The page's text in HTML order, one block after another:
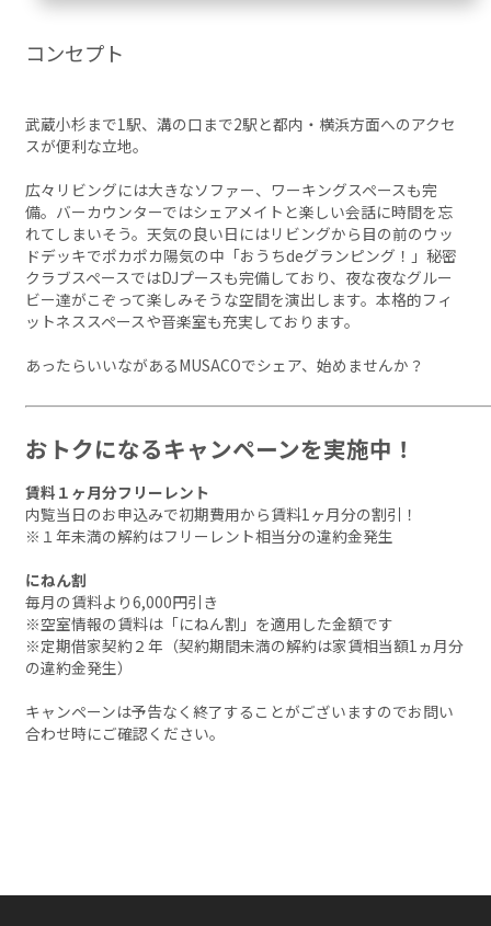
コンセプト
武蔵小杉まで1駅、溝の口まで2駅と都内・横浜方面へのアクセ
スが便利な立地。
広々リビングには大きなソファー、ワーキングスペースも完
備。バーカウンターではシェアメイトと楽しい会話に時間を忘
れてしまいそう。天気の良い日にはリビングから目の前のウッ
ドデッキでポカポカ陽気の中「おうちdeグランピング！」秘密
クラブスペースではDJプースも完備しており、夜な夜なグルー
ビー達がこぞって楽しみそうな空間を演出します。本格的フィ
ットネススペースや音楽室も充実しております。
あったらいいながあるMUSACOでシェア、始めませんか？
おトクになるキャンペーンを実施中！
賃料１ヶ月分フリーレント
内覧当日のお申込みで初期費用から賃料1ヶ月分の割引！
※１年未満の解約はフリーレント相当分の違約金発生
にねん割
毎月の賃料より6,000円引き
※空室情報の賃料は「にねん割」を適用した金額です
※定期借家契約２年（契約期間未満の解約は家賃相当額1ヵ月分
の違約金発生）
キャンペーンは予告なく終了することがございますのでお問い
合わせ時にご確認ください。